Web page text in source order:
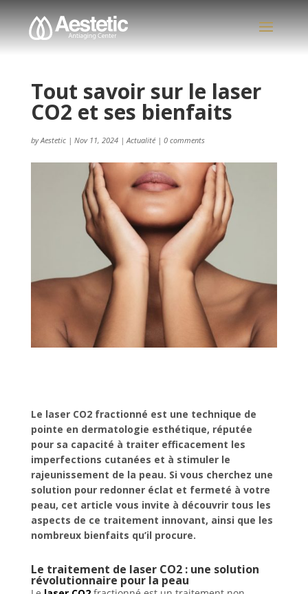
Tout savoir sur le laser
CO2 et ses bienfaits
byAestetic| Nov 11, 2024|Actualité| 0 comments
Le laser CO2 fractionné est une technique de
pointe en dermatologie esthétique, réputée
pour sa capacité à traiter efficacement les
imperfections cutanées et à stimuler le
rajeunissement de la peau. Si vous cherchez une
solution pour redonner éclat et fermeté à votre
peau, cet article vous invite à découvrir tous les
aspects de ce traitement innovant, ainsi que les
nombreux bienfaits qu’il procure.
Le traitement de laser CO2 : une solution
révolutionnaire pour la peau